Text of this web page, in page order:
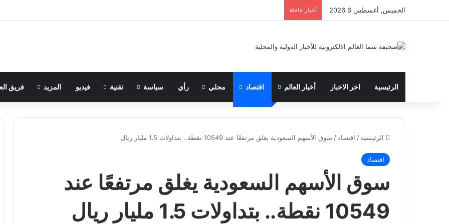
الخميس, أغسطس 6 2026 أخبار عاجلة
الرئيسية اخر الاخبار أخبار العالم اقتصاد محلي رأي سياسة تقنية فيديو المزيد فريق
الرئيسية / اقتصاد / سوق الأسهم السعودية يغلق مرتفعًا عند 10549 نقطة.. بتداولات 1.5 مليار ريال
اقتصاد
سوق الأسهم السعودية يغلق مرتفعًا عند
10549 نقطة.. بتداولات 1.5 مليار ريال